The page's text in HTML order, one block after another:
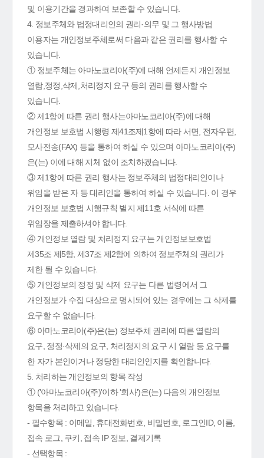
및 이용기간을 경과하여 보존할 수 있습니다.
4. 정보주체와 법정대리인의 권리·의무 및 그 행사방법
이용자는 개인정보주체로써 다음과 같은 권리를 행사할 수
있습니다.
① 정보주체는 아마노코리아(주)에 대해 언제든지 개인정보
열람,정정,삭제,처리정지 요구 등의 권리를 행사할 수
있습니다.
② 제1항에 따른 권리 행사는아마노코리아(주)에 대해
개인정보 보호법 시행령 제41조제1항에 따라 서면, 전자우편,
모사전송(FAX) 등을 통하여 하실 수 있으며 아마노코리아(주)
은(는) 이에 대해 지체 없이 조치하겠습니다.
③ 제1항에 따른 권리 행사는 정보주체의 법정대리인이나
위임을 받은 자 등 대리인을 통하여 하실 수 있습니다. 이 경우
개인정보 보호법 시행규칙 별지 제11호 서식에 따른
위임장을 제출하셔야 합니다.
④ 개인정보 열람 및 처리정지 요구는 개인정보보호법
제35조 제5항, 제37조 제2항에 의하여 정보주체의 권리가
제한 될 수 있습니다.
⑤ 개인정보의 정정 및 삭제 요구는 다른 법령에서 그
개인정보가 수집 대상으로 명시되어 있는 경우에는 그 삭제를
요구할 수 없습니다.
⑥ 아마노코리아(주)은(는) 정보주체 권리에 따른 열람의
요구, 정정·삭제의 요구, 처리정지의 요구 시 열람 등 요구를
한 자가 본인이거나 정당한 대리인인지를 확인합니다.
5. 처리하는 개인정보의 항목 작성
① ('아마노코리아(주)'이하 '회사')은(는) 다음의 개인정보
항목을 처리하고 있습니다.
- 필수항목 : 이메일, 휴대전화번호, 비밀번호, 로그인ID, 이름,
접속 로그, 쿠키, 접속 IP 정보, 결제기록
- 선택항목 :